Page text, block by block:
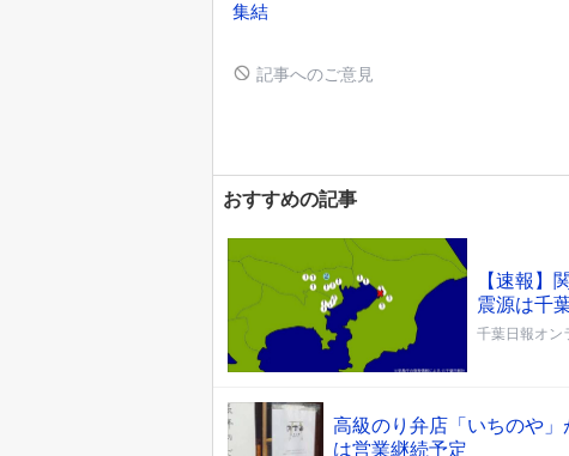
集結
記事へのご意見
おすすめの記事
【速報
震源は千
千葉日報オン
高級のり弁店「いちのや
は営業継続予定